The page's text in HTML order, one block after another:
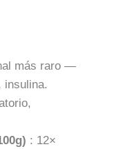
más raro —
insulina.
: 12×